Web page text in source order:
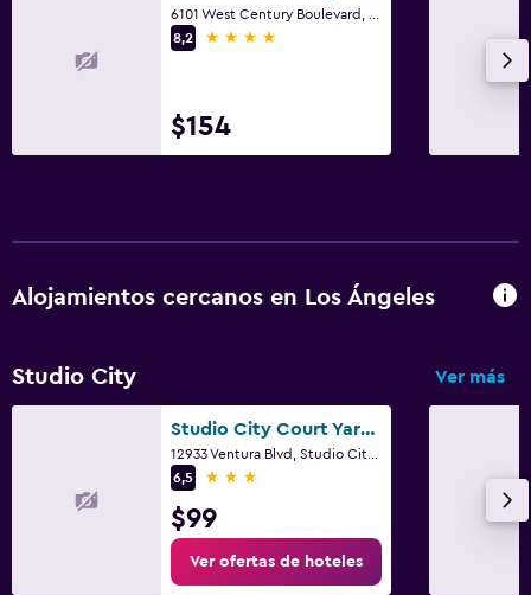
8,2
4 estrellas
$154
Alojamientos cercanos en Los Ángeles
Studio City Ver más
Studio City Court Yard Hotel
6,5
3 estrellas
$99
Ver ofertas de hoteles